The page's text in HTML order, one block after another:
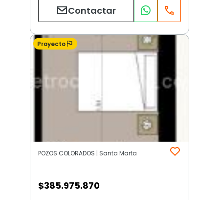
Contactar
Proyecto
POZOS COLORADOS | Santa Marta
$385.975.870